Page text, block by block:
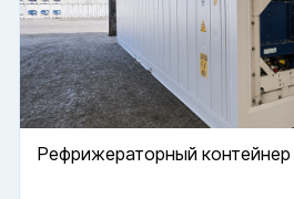
Рефрижераторный контейнер